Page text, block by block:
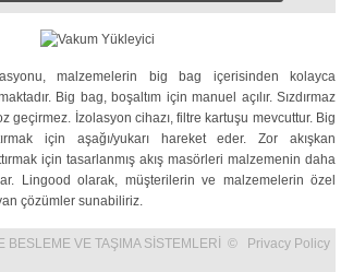
Besleme (Model R)
Besleme
Gravimetrik Besleme
Besleme
Besleme
malzemelerin big bag içerisinden kolayca
Big bag, boşaltım için manuel açılır. Sızdırmaz
geçirmez. İzolasyon cihazı, filtre kartuşu mevcuttur. Big
için aşağı/yukarı hareket eder. Zor akışkan
için tasarlanmış akış masörleri malzemenin daha
Lingood olarak, müşterilerin ve malzemelerin özel
çözümler sunabiliriz.
BESLEME VE TAŞIMA SİSTEMLERİ © Privacy Policy